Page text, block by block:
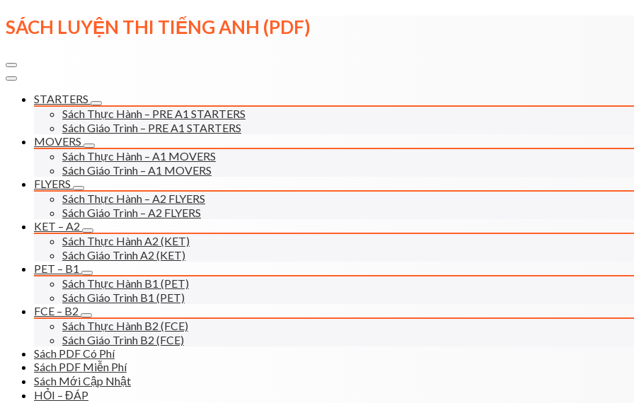
Skip
to
SÁCH LUYỆN THI TIẾNG ANH (PDF)
STARTERS
Sách Thực Hành – PRE A1 STARTERS
Sách Giáo Trình – PRE A1 STARTERS
MOVERS
Sách Thực Hành – A1 MOVERS
Sách Giáo Trình – A1 MOVERS
FLYERS
Sách Thực Hành – A2 FLYERS
Sách Giáo Trình – A2 FLYERS
KET – A2
Sách Thực Hành A2 (KET)
Sách Giáo Trình A2 (KET)
PET – B1
Sách Thực Hành B1 (PET)
Sách Giáo Trình B1 (PET)
FCE – B2
Sách Thực Hành B2 (FCE)
Sách Giáo Trình B2 (FCE)
Sách PDF Có Phí
Sách PDF Miễn Phí
Sách Mới Cập Nhật
HỎI – ĐÁP